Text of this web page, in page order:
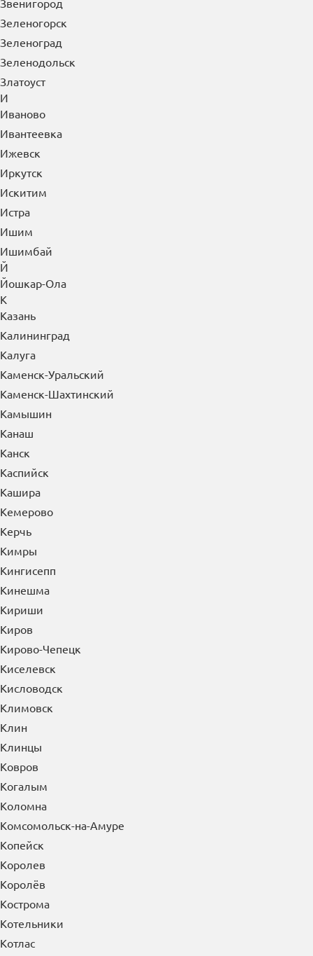
Жуковский
З
Зарайск
Заречный
Заринск
Звенигород
Зеленогорск
Зеленоград
Зеленодольск
Златоуст
И
Иваново
Ивантеевка
Ижевск
Иркутск
Искитим
Истра
Ишим
Ишимбай
Йошкар-Ола
К
Казань
Калининград
Калуга
Каменск-Уральский
Каменск-Шахтинский
Камышин
Канаш
Канск
Каспийск
Кашира
Кемерово
Керчь
Кимры
Кингисепп
Кинешма
Кириши
Киров
Кирово-Чепецк
Киселевск
Кисловодск
Климовск
Клин
Клинцы
Ковров
Когалым
Коломна
Комсомольск-на-Амуре
Копейск